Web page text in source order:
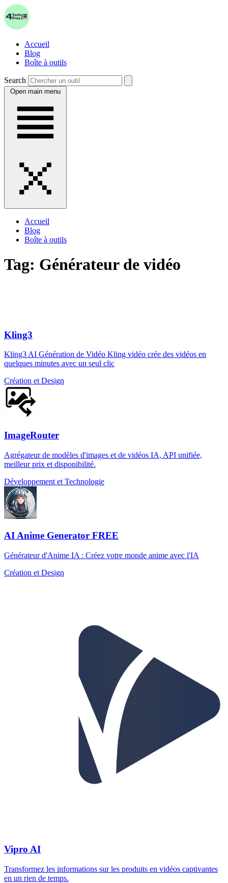
Accueil
Blog
Boîte à outils
Search
Open main menu
Accueil
Blog
Boîte à outils
Tag: Générateur de vidéo
Kling3
Kling3 AI Génération de Vidéo Kling vidéo crée des vidéos en
quelques minutes avec un seul clic
Création et Design
ImageRouter
Agrégateur de modèles d'images et de vidéos IA, API unifiée,
meilleur prix et disponibilité.
Développement et Technologie
AI Anime Generator FREE
Générateur d'Anime IA : Créez votre monde anime avec l'IA
Création et Design
Vipro AI
Transformez les informations sur les produits en vidéos captivantes
en un rien de temps.